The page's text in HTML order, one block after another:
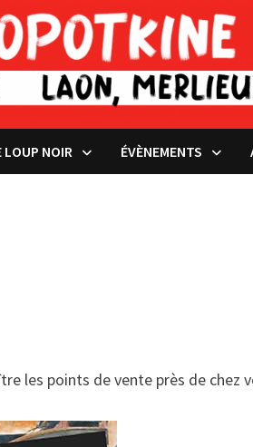
LOUP NOIR ÉVÈNEMENTS
les points de vente près de chez